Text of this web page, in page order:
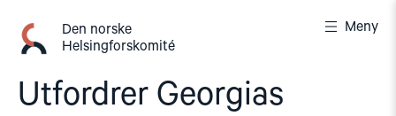
innhold
Den norske
Helsingforskomité
Meny
Utfordrer Georgias